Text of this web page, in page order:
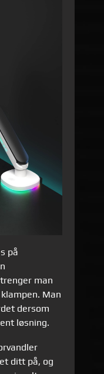
på
man
Man
dersom
løsning.
ditt på, og